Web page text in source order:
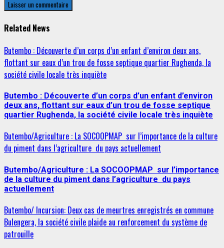
Related News
Butembo : Découverte d’un corps d’un enfant d’environ deux ans,
flottant sur eaux d’un trou de fosse septique quartier Rughenda, la
société civile locale très inquiète
Butembo : Découverte d’un corps d’un enfant d’environ
deux ans, flottant sur eaux d’un trou de fosse septique
quartier Rughenda, la société civile locale très inquiète
Butembo/Agriculture : La SOCOOPMAP sur l’importance de la culture
du piment dans l’agriculture du pays actuellement
Butembo/Agriculture : La SOCOOPMAP sur l’importance
de la culture du piment dans l’agriculture du pays
actuellement
Butembo/ Incursion: Deux cas de meurtres enregistrés en commune
Bulengera, la société civile plaide au renforcement du système de
patrouille